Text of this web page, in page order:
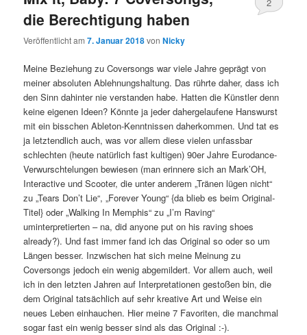
die Berechtigung haben
Veröffentlicht am7. Januar 2018vonNicky
2
Meine Beziehung zu Coversongs war viele Jahre geprägt von
meiner absoluten Ablehnungshaltung. Das rührte daher, dass ich
den Sinn dahinter nie verstanden habe. Hatten die Künstler denn
keine eigenen Ideen? Könnte ja jeder dahergelaufene Hanswurst
mit ein bisschen Ableton-Kenntnissen daherkommen. Und tat es
ja letztendlich auch, was vor allem diese vielen unfassbar
schlechten (heute natürlich fast kultigen) 90er Jahre Eurodance-
Verwurschtelungen bewiesen (man erinnere sich an Mark’OH,
Interactive und Scooter, die unter anderem „Tränen lügen nicht“
zu „Tears Don’t Lie“, „Forever Young“ {da blieb es beim Original-
Titel} oder „Walking In Memphis“ zu „I’m Raving“
uminterpretierten – na, did anyone put on his raving shoes
already?). Und fast immer fand ich das Original so oder so um
Längen besser. Inzwischen hat sich meine Meinung zu
Coversongs jedoch ein wenig abgemildert. Vor allem auch, weil
ich in den letzten Jahren auf Interpretationen gestoßen bin, die
dem Original tatsächlich auf sehr kreative Art und Weise ein
neues Leben einhauchen. Hier meine 7 Favoriten, die manchmal
sogar fast ein wenig besser sind als das Original :-).